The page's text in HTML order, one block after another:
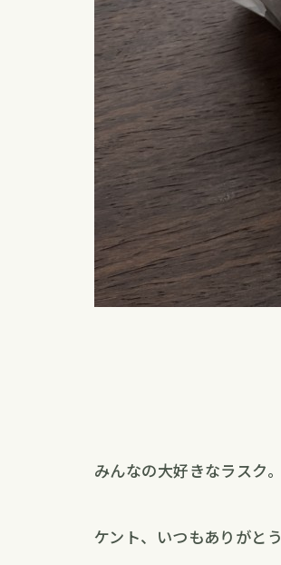
みんなの大好きなラスク。
ケント、いつもありがとう